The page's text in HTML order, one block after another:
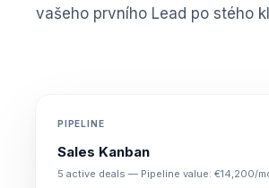
vašeho prvního Lead po stého
PIPELINE
Sales Kanban
5 active deals — Pipeline value: €14,200/